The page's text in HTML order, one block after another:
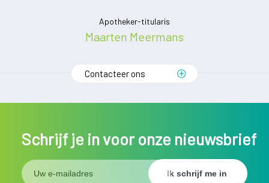
Apotheker-titularis
Maarten Meermans
Contacteer ons
Schrijf je in voor onze nieuwsbrief